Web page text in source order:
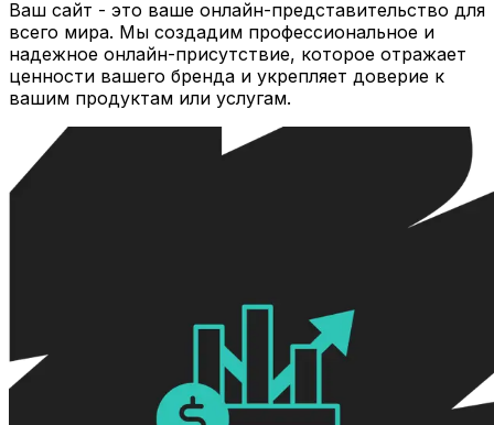
Ваш сайт - это ваше онлайн-представительство для
всего мира. Мы создадим профессиональное и
надежное онлайн-присутствие, которое отражает
ценности вашего бренда и укрепляет доверие к
вашим продуктам или услугам.